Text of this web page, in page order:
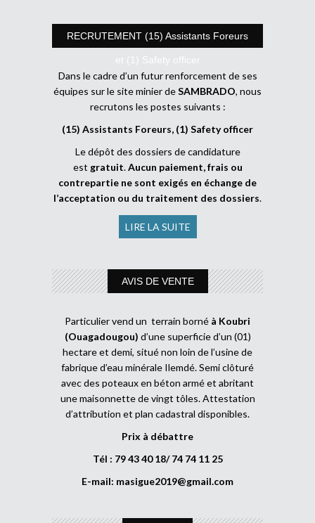
RECRUTEMENT (15) Assistants Foreurs
et (1) Safety officer
Dans le cadre d’un futur renforcement de ses
équipes sur le site minier deSAMBRADO, nous
recrutons les postes suivants :
(15) Assistants Foreurs, (1) Safety officer
Le dépôt des dossiers de candidature
est gratuit.Aucun paiement, frais ou
contrepartie ne sont exigés en échange de
l’acceptation ou du traitement des dossiers.
LIRE LA SUITE
AVIS DE VENTE
Particulier vend un terrain borné à Koubri
(Ouagadougou) d’une superficie d’un (01)
hectare et demi, situé non loin de l’usine de
fabrique d’eau minérale Ilemdé. Semi clôturé
avec des poteaux en béton armé et abritant
une maisonnette de vingt tôles. Attestation
d’attribution et plan cadastral disponibles.
Prix à débattre
Tél : 79 43 40 18/ 74 74 11 25
E-mail: masigue2019@gmail.com